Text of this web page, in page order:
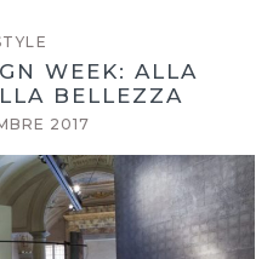
WEEK: ALLA
BELLEZZA
2017